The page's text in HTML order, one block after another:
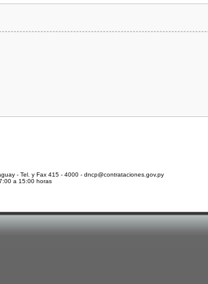
- Tel. y Fax 415 - 4000 - dncp@contrataciones.gov.py
a 15:00 horas